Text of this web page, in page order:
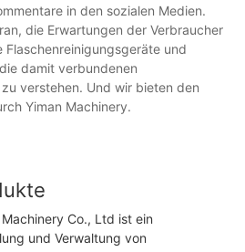
in den sozialen Medien.
die Erwartungen der Verbraucher
und
damit verbundenen
verstehen. Und wir bieten den
Yiman Machinery.
Co., Ltd ist ein
und Verwaltung von